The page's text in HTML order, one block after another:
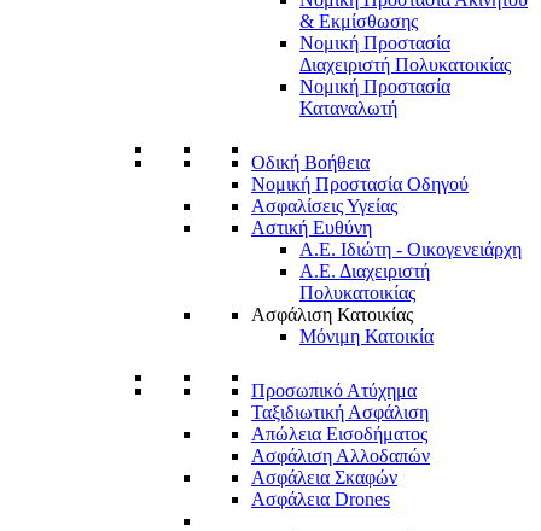
& Εκμίσθωσης
Νομική Προστασία
Διαχειριστή Πολυκατοικίας
Νομική Προστασία
Καταναλωτή
Οδική Βοήθεια
Νομική Προστασία Οδηγού
Ασφαλίσεις Υγείας
Αστική Ευθύνη
Α.Ε. Ιδιώτη - Οικογενειάρχη
Α.Ε. Διαχειριστή
Πολυκατοικίας
Ασφάλιση Κατοικίας
Μόνιμη Κατοικία
Προσωπικό Ατύχημα
Ταξιδιωτική Ασφάλιση
Απώλεια Εισοδήματος
Ασφάλιση Αλλοδαπών
Ασφάλεια Σκαφών
Ασφάλεια Drones